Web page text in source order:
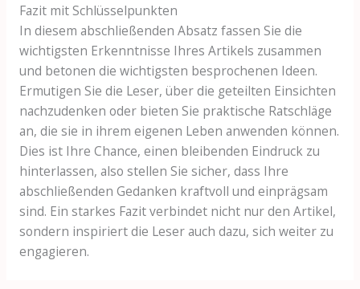
Fazit mit Schlüsselpunkten
In diesem abschließenden Absatz fassen Sie die
wichtigsten Erkenntnisse Ihres Artikels zusammen
und betonen die wichtigsten besprochenen Ideen.
Ermutigen Sie die Leser, über die geteilten Einsichten
nachzudenken oder bieten Sie praktische Ratschläge
an, die sie in ihrem eigenen Leben anwenden können.
Dies ist Ihre Chance, einen bleibenden Eindruck zu
hinterlassen, also stellen Sie sicher, dass Ihre
abschließenden Gedanken kraftvoll und einprägsam
sind. Ein starkes Fazit verbindet nicht nur den Artikel,
sondern inspiriert die Leser auch dazu, sich weiter zu
engagieren.